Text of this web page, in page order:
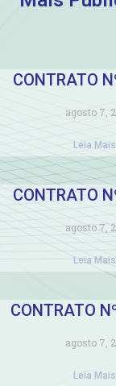
CONTRATO
agosto 7,
Leia
CONTRATO
agosto 7,
Leia
CONTRATO
agosto 7,
Leia